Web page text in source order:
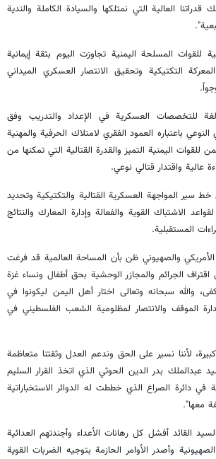
العالية التي نمتلكها والسيادة الكاملة والندية
للقوات المسلحة اليمنية تجاوزت اليوم بثقة إيمانية
التكتيكية وتحقيق الانتصار العسكري الميداني
للتخصصات العسكرية في الإعداد والتدريب وفق
باعتباره العمود الفقري لامتلاك الحرفية والمهنية
للقوات اليمنية التميز والقدرة القتالية التي تمكنها من
عالية واقتدار قتالي نوعي.
خط سير المواجهة العسكرية القتالية والتكتيكية وتحديد
الاشتباك القوية والفعالة وإدارة المعارك والنتائج
المستقبلية.
والصهيوني ظن بأن المساحة العالمية قد فرغت
اقتراف الجرائم والمجازر الوحشية بحق أطفال ونساء غزة
والله سبحانه وتعالى اختار أهل اليمن ليكونوا في
الموقف والانتصار لمظلومية الشعب الفلسطيني في
لأننا نسير على الحق وندعم العدل وثقتنا متعاظمة
عبدالملك بدر الدين الحوثي الذي اتخذ القرار السليم
في دائرة الصراع الذي خططت له الدوائر الاستخباراتية
معها".
القائد أفشل كل رهانات الأعداء وأجندتهم العدائية
وأصدر الأوامر الحازمة بتوجيه الضربات القوية